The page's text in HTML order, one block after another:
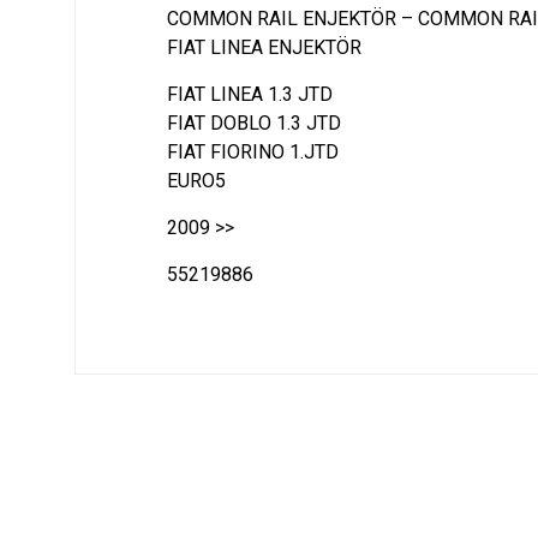
COMMON RAIL ENJEKTÖR – COMMON
FIAT LINEA ENJEKTÖR
FIAT LINEA 1.3 JTD
FIAT DOBLO 1.3 JTD
FIAT FIORINO 1.JTD
EURO5
2009 >>
55219886